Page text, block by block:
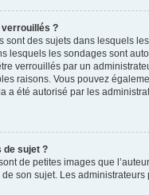
?
sont des sujets dans lesquels
lesquels les sondages sont
verrouillés par un
raisons. Vous pouvez
a été autorisé par les
de sujet ?
de petites images que
de son sujet. Les administrateurs